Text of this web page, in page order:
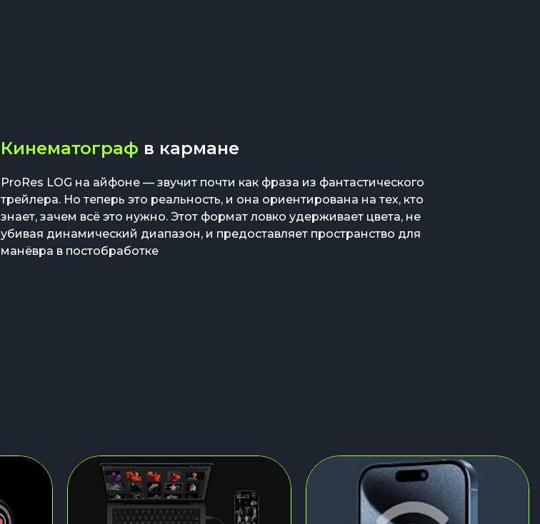
Кинематограф в кармане
ProRes LOG на айфоне — звучит почти как фраза из фантастического
трейлера. Но теперь это реальность, и она ориентирована на тех, кто
знает, зачем всё это нужно. Этот формат ловко удерживает цвета, не
убивая динамический диапазон, и предоставляет пространство для
манёвра в постобработке